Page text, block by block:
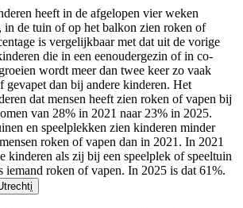
heeft in de afgelopen vier weken
in de tuin of op het balkon zien roken of
is vergelijkbaar met dat uit de vorige
die in een eenoudergezin of in co-
wordt meer dan twee keer zo vaak
gevapet dan bij andere kinderen. Het
dat mensen heeft zien roken of vapen bij
van 28% in 2021 naar 23% in 2025.
en speelplekken zien kinderen minder
roken of vapen dan in 2021. In 2021
kinderen als zij bij een speelplek of speeltuin
iemand roken of vapen. In 2025 is dat 61%.
i